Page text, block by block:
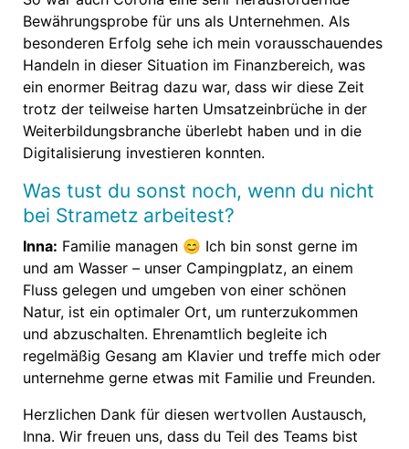
Bewährungsprobe für uns als Unternehmen. Als
besonderen Erfolg sehe ich mein vorausschauendes
Handeln in dieser Situation im Finanzbereich, was
ein enormer Beitrag dazu war, dass wir diese Zeit
trotz der teilweise harten Umsatzeinbrüche in der
Weiterbildungsbranche überlebt haben und in die
Digitalisierung investieren konnten.
Was tust du sonst noch, wenn du nicht
bei Strametz arbeitest?
Inna: Familie managen 😊 Ich bin sonst gerne im
und am Wasser – unser Campingplatz, an einem
Fluss gelegen und umgeben von einer schönen
Natur, ist ein optimaler Ort, um runterzukommen
und abzuschalten. Ehrenamtlich begleite ich
regelmäßig Gesang am Klavier und treffe mich oder
unternehme gerne etwas mit Familie und Freunden.
Herzlichen Dank für diesen wertvollen Austausch,
Inna. Wir freuen uns, dass du Teil des Teams bist